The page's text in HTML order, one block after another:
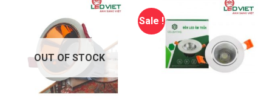
OUT OF STOCK
Sale !